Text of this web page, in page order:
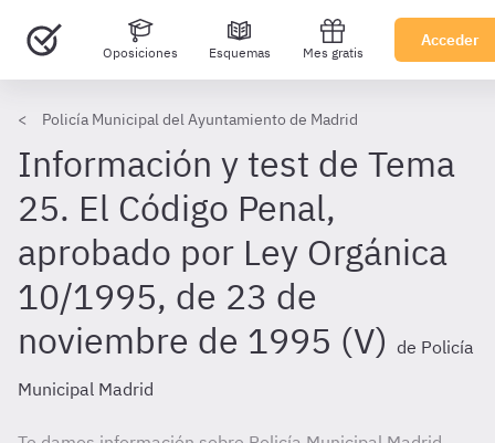
Oposiciones Esquemas Mes gratis
Acceder
Policía Municipal del Ayuntamiento de Madrid
Información y test de Tema
25. El Código Penal,
aprobado por Ley Orgánica
10/1995, de 23 de
noviembre de 1995 (V) de Policía
Municipal Madrid